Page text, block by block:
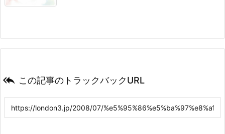
 この記事のトラックバックURL